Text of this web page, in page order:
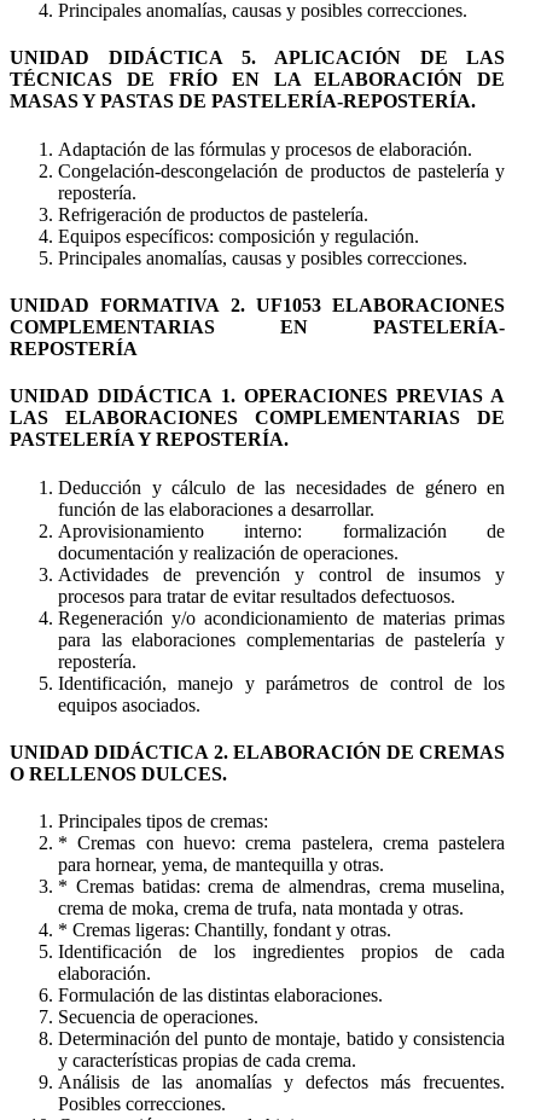
Principales anomalías, causas y posibles correcciones.
UNIDAD DIDÁCTICA 5. APLICACIÓN DE LAS
TÉCNICAS DE FRÍO EN LA ELABORACIÓN DE
MASAS Y PASTAS DE PASTELERÍA-REPOSTERÍA.
Adaptación de las fórmulas y procesos de elaboración.
Congelación-descongelación de productos de pastelería y
repostería.
Refrigeración de productos de pastelería.
Equipos específicos: composición y regulación.
Principales anomalías, causas y posibles correcciones.
UNIDAD FORMATIVA 2. UF1053 ELABORACIONES
COMPLEMENTARIAS EN PASTELERÍA-
REPOSTERÍA
UNIDAD DIDÁCTICA 1. OPERACIONES PREVIAS A
LAS ELABORACIONES COMPLEMENTARIAS DE
PASTELERÍA Y REPOSTERÍA.
Deducción y cálculo de las necesidades de género en
función de las elaboraciones a desarrollar.
Aprovisionamiento interno: formalización de
documentación y realización de operaciones.
Actividades de prevención y control de insumos y
procesos para tratar de evitar resultados defectuosos.
Regeneración y/o acondicionamiento de materias primas
para las elaboraciones complementarias de pastelería y
repostería.
Identificación, manejo y parámetros de control de los
equipos asociados.
UNIDAD DIDÁCTICA 2. ELABORACIÓN DE CREMAS
O RELLENOS DULCES.
Principales tipos de cremas:
* Cremas con huevo: crema pastelera, crema pastelera
para hornear, yema, de mantequilla y otras.
* Cremas batidas: crema de almendras, crema muselina,
crema de moka, crema de trufa, nata montada y otras.
* Cremas ligeras: Chantilly, fondant y otras.
Identificación de los ingredientes propios de cada
elaboración.
Formulación de las distintas elaboraciones.
Secuencia de operaciones.
Determinación del punto de montaje, batido y consistencia
y características propias de cada crema.
Análisis de las anomalías y defectos más frecuentes.
Posibles correcciones.